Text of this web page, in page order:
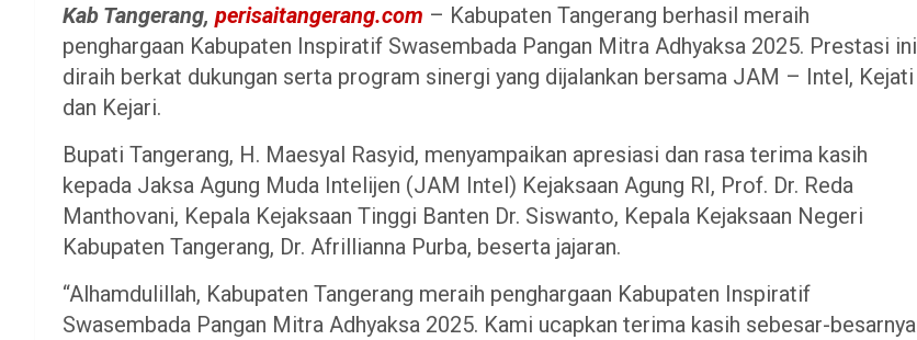
Kab Tangerang, perisaitangerang.com – Kabupaten Tangerang berhasil meraih
penghargaan Kabupaten Inspiratif Swasembada Pangan Mitra Adhyaksa 2025. Prestasi ini
diraih berkat dukungan serta program sinergi yang dijalankan bersama JAM – Intel, Kejati
dan Kejari.
Bupati Tangerang, H. Maesyal Rasyid, menyampaikan apresiasi dan rasa terima kasih
kepada Jaksa Agung Muda Intelijen (JAM Intel) Kejaksaan Agung RI, Prof. Dr. Reda
Manthovani, Kepala Kejaksaan Tinggi Banten Dr. Siswanto, Kepala Kejaksaan Negeri
Kabupaten Tangerang, Dr. Afrillianna Purba, beserta jajaran.
“Alhamdulillah, Kabupaten Tangerang meraih penghargaan Kabupaten Inspiratif
Swasembada Pangan Mitra Adhyaksa 2025. Kami ucapkan terima kasih sebesar-besarnya